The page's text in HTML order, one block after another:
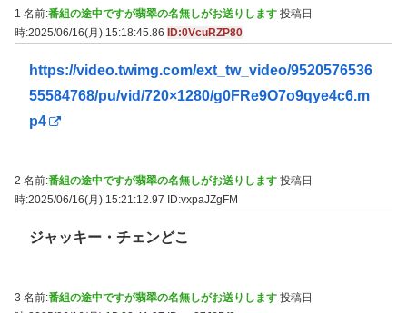
1 名前:番組の途中ですが翡翠の名無しがお送りします 投稿日
時:2025/06/16(月) 15:18:45.86 ID:0VcuRZP80
https://video.twimg.com/ext_tw_video/9520576536
55584768/pu/vid/720×1280/g0FRe9O7o9qye4c6.m
p4
2 名前:番組の途中ですが翡翠の名無しがお送りします 投稿日
時:2025/06/16(月) 15:21:12.97
ID:vxpaJZgFM
ジャッキー・チェンどこ
3 名前:番組の途中ですが翡翠の名無しがお送りします 投稿日